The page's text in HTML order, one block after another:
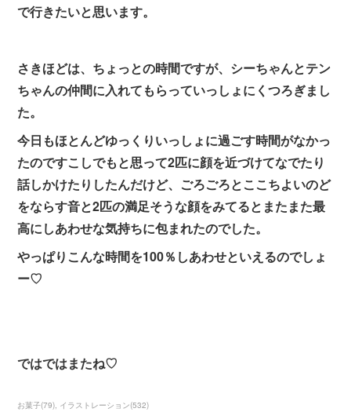
で行きたいと思います。
さきほどは、ちょっとの時間ですが、シーちゃんとテン
ちゃんの仲間に入れてもらっていっしょにくつろぎまし
た。
今日もほとんどゆっくりいっしょに過ごす時間がなかっ
たのですこしでもと思って2匹に顔を近づけてなでたり
話しかけたりしたんだけど、ごろごろとここちよいのど
をならす音と2匹の満足そうな顔をみてるとまたまた最
高にしあわせな気持ちに包まれたのでした。
やっぱりこんな時間を100％しあわせといえるのでしょ
ー♡
ではではまたね♡
お菓子(79) イラストレーション(532)